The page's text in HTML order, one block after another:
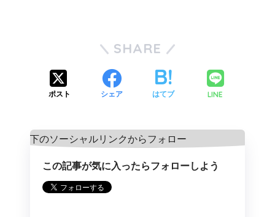
SHARE
ポスト シェア はてブ LINE
この記事が気に入ったらフォローしよう